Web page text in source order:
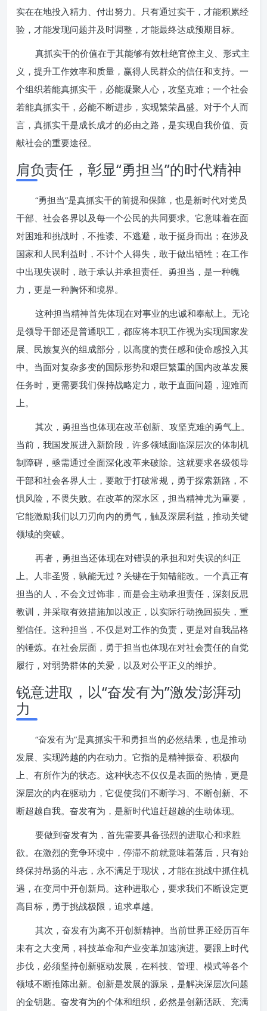
实在在地投入精力、付出努力。只有通过实干，才能积累经
验，才能发现问题并及时调整，才能最终达成预期目标。
真抓实干的价值在于其能够有效杜绝官僚主义、形式主
义，提升工作效率和质量，赢得人民群众的信任和支持。一
个组织若能真抓实干，必能凝聚人心，攻坚克难；一个社会
若能真抓实干，必能不断进步，实现繁荣昌盛。对于个人而
言，真抓实干是成长成才的必由之路，是实现自我价值、贡
献社会的重要途径。
肩负责任，彰显“勇担当”的时代精神
“勇担当”是真抓实干的前提和保障，也是新时代对党员
干部、社会各界以及每一个公民的共同要求。它意味着在面
对困难和挑战时，不推诿、不逃避，敢于挺身而出；在涉及
国家和人民利益时，不计个人得失，敢于做出牺牲；在工作
中出现失误时，敢于承认并承担责任。勇担当，是一种魄
力，更是一种胸怀和境界。
这种担当精神首先体现在对事业的忠诚和奉献上。无论
是领导干部还是普通职工，都应将本职工作视为实现国家发
展、民族复兴的组成部分，以高度的责任感和使命感投入其
中。当面对复杂多变的国际形势和艰巨繁重的国内改革发展
任务时，更需要我们保持战略定力，敢于直面问题，迎难而
上。
其次，勇担当也体现在改革创新、攻坚克难的勇气上。
当前，我国发展进入新阶段，许多领域面临深层次的体制机
制障碍，亟需通过全面深化改革来破除。这就要求各级领导
干部和社会各界人士，要敢于打破常规，勇于探索新路，不
惧风险，不畏失败。在改革的深水区，担当精神尤为重要，
它能激励我们以刀刃向内的勇气，触及深层利益，推动关键
领域的突破。
再者，勇担当还体现在对错误的承担和对失误的纠正
上。人非圣贤，孰能无过？关键在于知错能改。一个真正有
担当的人，不会文过饰非，而是会主动承担责任，深刻反思
教训，并采取有效措施加以改正，以实际行动挽回损失，重
塑信任。这种担当，不仅是对工作的负责，更是对自我品格
的锤炼。在社会层面，勇于担当也体现在对社会责任的自觉
履行，对弱势群体的关爱，以及对公平正义的维护。
锐意进取，以“奋发有为”激发澎湃动
力
“奋发有为”是真抓实干和勇担当的必然结果，也是推动
发展、实现跨越的内在动力。它指的是精神振奋、积极向
上、有所作为的状态。这种状态不仅仅是表面的热情，更是
深层次的内在驱动力，它促使我们不断学习、不断创新、不
断超越自我。奋发有为，是新时代追赶超越的生动体现。
要做到奋发有为，首先需要具备强烈的进取心和求胜
欲。在激烈的竞争环境中，停滞不前就意味着落后，只有始
终保持昂扬的斗志，永不满足于现状，才能在挑战中抓住机
遇，在变局中开创新局。这种进取心，要求我们不断设定更
高目标，勇于挑战极限，追求卓越。
其次，奋发有为离不开创新精神。当前世界正经历百年
未有之大变局，科技革命和产业变革加速演进。要跟上时代
步伐，必须坚持创新驱动发展，在科技、管理、模式等各个
领域不断推陈出新。创新是发展的源泉，是解决深层次问题
的金钥匙。奋发有为的个体和组织，必然是创新活跃、充满